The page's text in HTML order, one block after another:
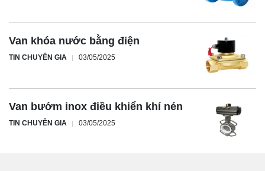
Van khóa nước bằng điện
TIN CHUYÊN GIA 03/05/2025
Van bướm inox điều khiển khí nén
TIN CHUYÊN GIA 03/05/2025